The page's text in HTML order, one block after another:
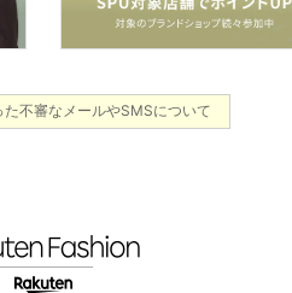
た不審なメールやSMSについて